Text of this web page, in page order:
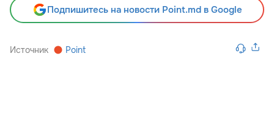
Подпишитесь на новости Point.md в Google
Источник Point